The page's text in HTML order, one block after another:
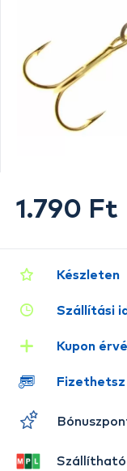
Készleten
Szállítási
Kupon
1.790 Ft